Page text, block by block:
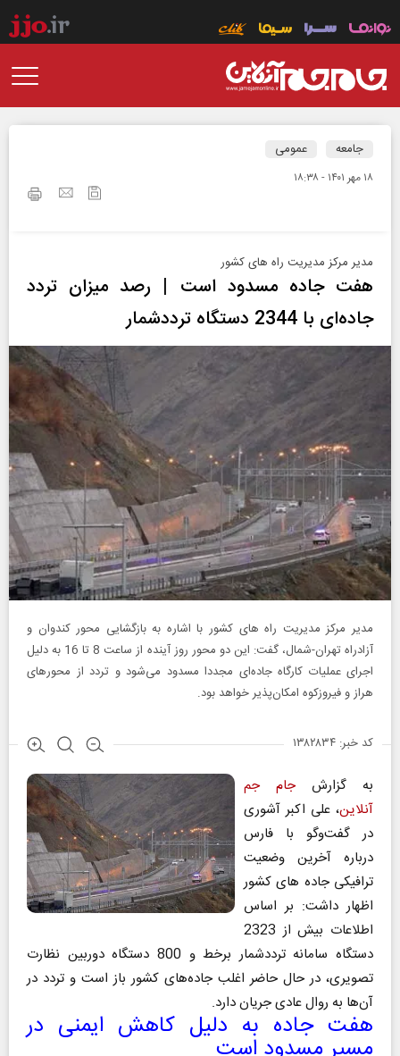
جامعه عمومی
۱۸ مهر ۱۴۰۱ - ۱۸:۳۸
مدیر‌ مرکز مدیریت راه‌ های کشور
هفت جاده مسدود است‌‌ | رصد میزان تردد
جاده‌‌ای با 2344 دستگاه ترددشمار‌
مدیر‌ مرکز مدیریت راه‌ های کشور با اشاره به بازگشایی محور کندوان و
آزادراه تهران-شمال، گفت: این دو محور روز آینده از ساعت 8 تا 16 ‌به‌ دلیل
اجرای عملیات کارگاه جاده‌ای مجددا مسدود می‌شود و تردد از محور‌های
هراز و فیروزکوه امکان‌پذیر خواهد بود.
کد خبر: ۱۳۸۲۸۳۴
به گزارشجام جم
آنلاین، علی اکبر آشوری
در‌ گفت‌وگو با فارس
درباره آخرین وضعیت
ترافیکی جاده‌ ها‌ی کشور
اظهار داشت: بر اساس
اطلاعات بیش از 2323
دستگاه سامانه ترددشمار برخط‌ و 800 دستگاه دوربین نظارت
تصویری، در حال حاضر اغلب جاده‌های کشور باز است و تردد در
آن‌ها به روال عادی جریان دارد.
هفت جاده به دلیل کاهش ایمنی در